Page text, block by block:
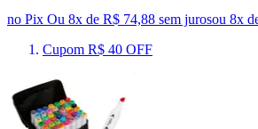
no Pix Ou 8x de R$ 74,88 sem jurosou 8x
Cupom R$ 40 OFF